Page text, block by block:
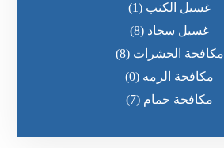
غسيل الكنب (1)
غسيل سجاد (8)
مكافحة الحشرات (8)
مكافحة الرمه (0)
مكافحة حمام (7)